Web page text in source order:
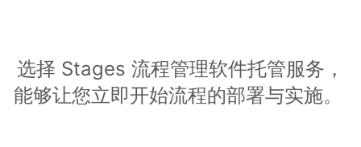
选择 Stages 流程管理软件托管服务，
能够让您立即开始流程的部署与实施。